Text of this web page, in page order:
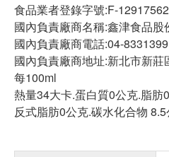
食品業者登錄字號:F-
國內負責廠商名稱:鑫津食品股
國內負責廠商電話:04-8331399
國內負責廠商地址:新北市新
每100ml
熱量34大卡.蛋白質0公克.脂肪
反式脂肪0公克.碳水化合物